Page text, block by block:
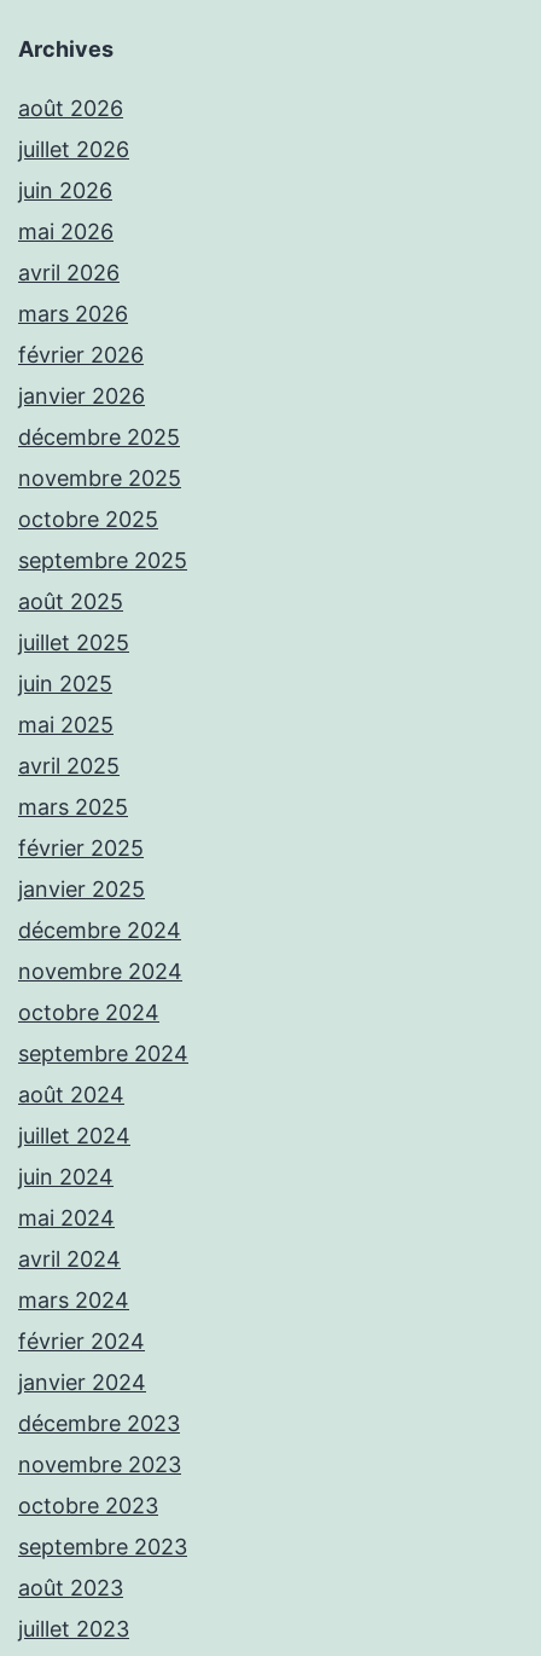
Archives
août 2026
juillet 2026
juin 2026
mai 2026
avril 2026
mars 2026
février 2026
janvier 2026
décembre 2025
novembre 2025
octobre 2025
septembre 2025
août 2025
juillet 2025
juin 2025
mai 2025
avril 2025
mars 2025
février 2025
janvier 2025
décembre 2024
novembre 2024
octobre 2024
septembre 2024
août 2024
juillet 2024
juin 2024
mai 2024
avril 2024
mars 2024
février 2024
janvier 2024
décembre 2023
novembre 2023
octobre 2023
septembre 2023
août 2023
juillet 2023